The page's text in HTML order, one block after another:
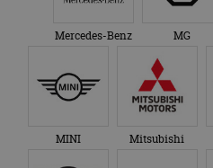
Mercedes-Benz MG
MINI Mitsubishi